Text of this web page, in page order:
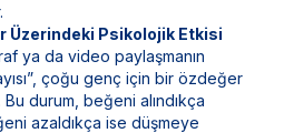
Üzerindeki Psikolojik Etkisi
ya da video paylaşmanın
çoğu genç için bir özdeğer
durum, beğeni alındıkça
azaldıkça ise düşmeye